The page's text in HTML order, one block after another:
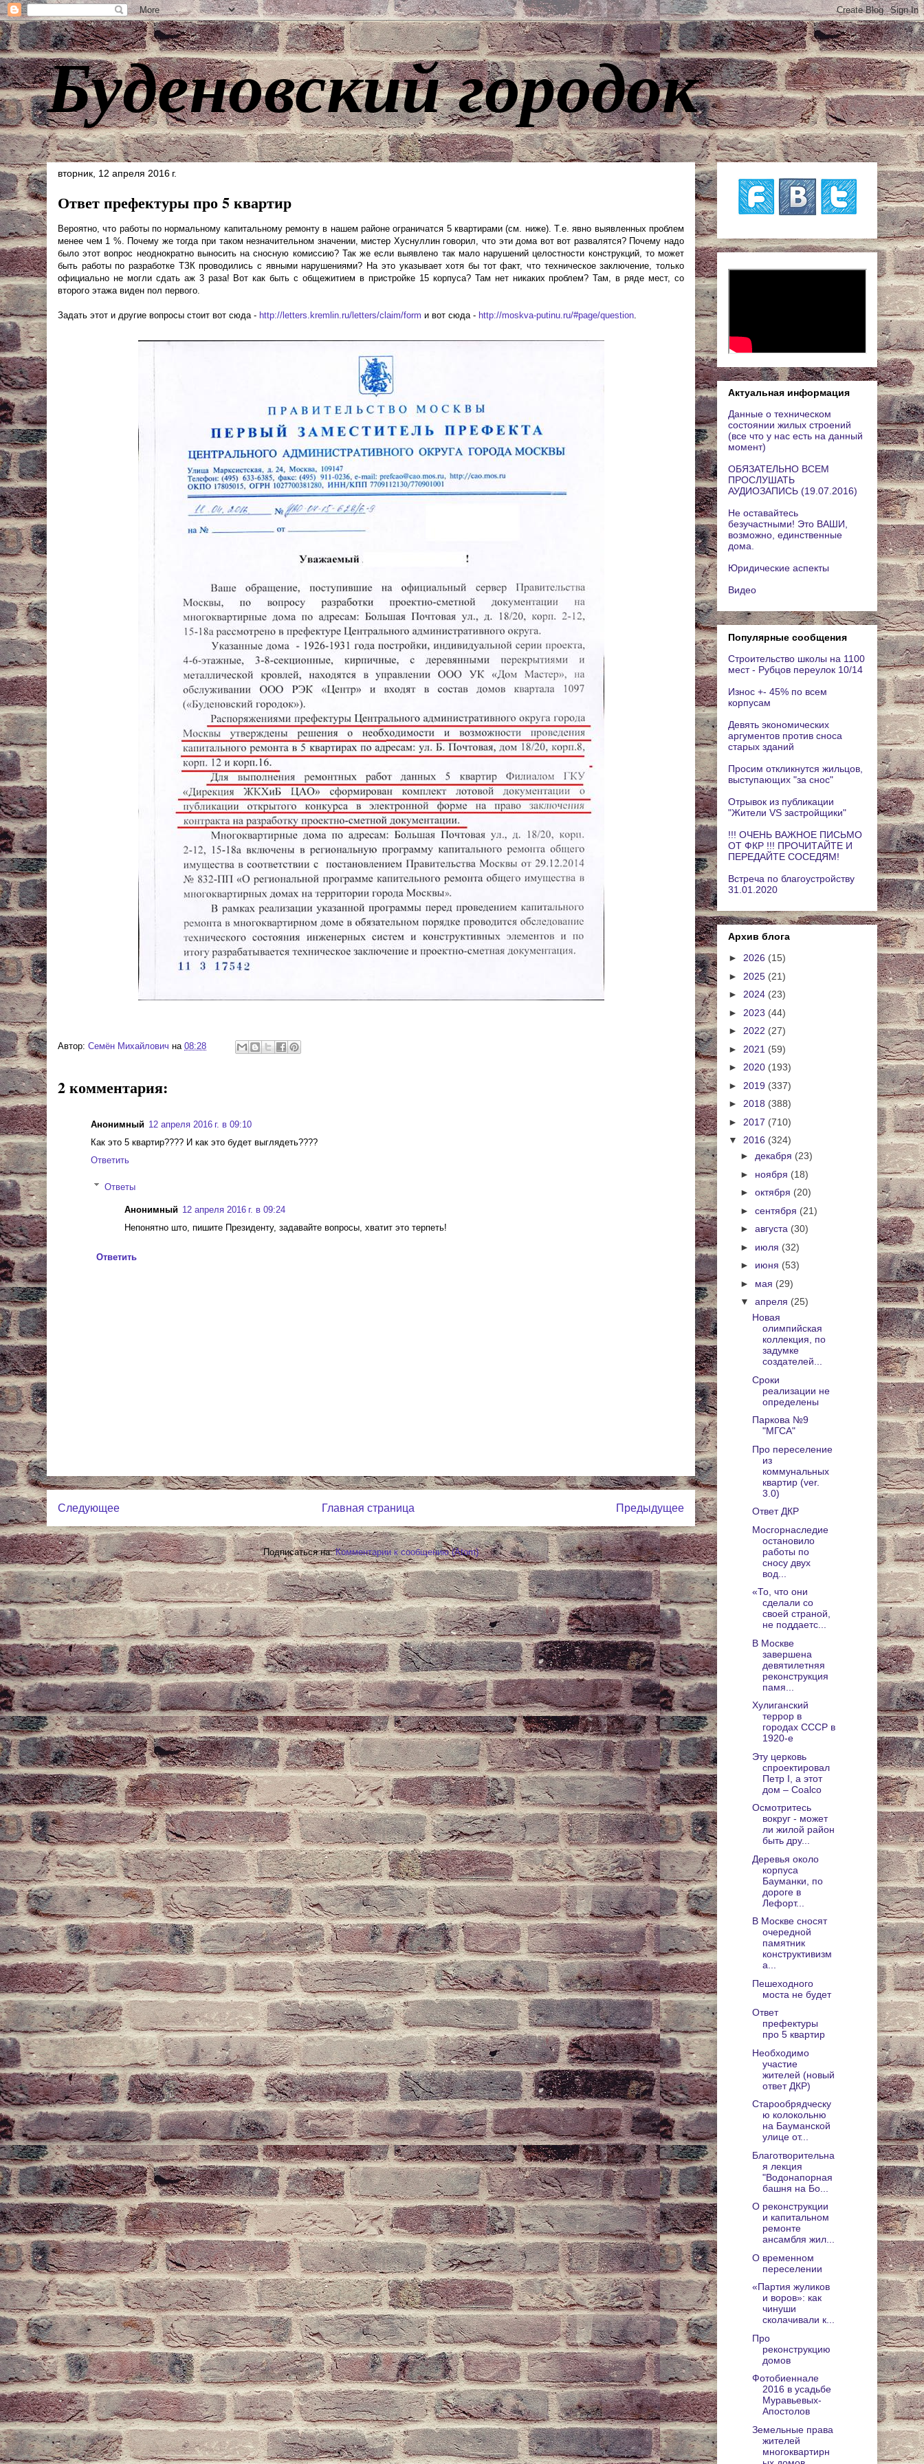
Буденовский городок
вторник, 12 апреля 2016 г.
Ответ префектуры про 5 квартир
Вероятно, что работы по нормальному капитальному ремонту в нашем районе ограничатся 5 квартирами (см. ниже). Т.е. явно выявленных проблем
менее чем 1 %. Почему же тогда при таком незначительном значении, мистер Хуснуллин говорил, что эти дома вот вот развалятся? Почему надо
было этот вопрос неоднократно выносить на сносную комиссию? Так же если выявлено так мало нарушений целостности конструкций, то может
быть работы по разработке ТЗК проводились с явными нарушениями? На это указывает хотя бы тот факт, что техническое заключение, только
официально не могли сдать аж 3 раза! Вот как быть с общежитием в пристройке 15 корпуса? Там нет никаких проблем? Там, в ряде мест, со
второго этажа виден пол первого.
Задать этот и другие вопросы стоит вот сюда - http://letters.kremlin.ru/letters/claim/form и вот сюда - http://moskva-putinu.ru/#page/question.
Автор: Cемён Михайлович на 08:28
2 комментария:
Анонимный 12 апреля 2016 г. в 09:10
Как это 5 квартир???? И как это будет выглядеть????
Ответить
Ответы
Анонимный 12 апреля 2016 г. в 09:24
Непонятно што, пишите Президенту, задавайте вопросы, хватит это терпеть!
Ответить
Следующее Предыдущее
Главная страница
Подписаться на:Комментарии к сообщению (Atom)
Актуальная информация
Данные о техническом
состоянии жилых строений
(все что у нас есть на данный
момент)
ОБЯЗАТЕЛЬНО ВСЕМ
ПРОСЛУШАТЬ
АУДИОЗАПИСЬ (19.07.2016)
Не оставайтесь
безучастными! Это ВАШИ,
возможно, единственные
дома.
Юридические аспекты
Видео
Популярные сообщения
Строительство школы на 1100
мест - Рубцов переулок 10/14
Износ +- 45% по всем
корпусам
Девять экономических
аргументов против сноса
старых зданий
Просим откликнутся жильцов,
выступающих "за снос"
Отрывок из публикации
"Жители VS застройщики"
!!! ОЧЕНЬ ВАЖНОЕ ПИСЬМО
ОТ ФКР !!! ПРОЧИТАЙТЕ И
ПЕРЕДАЙТЕ СОСЕДЯМ!
Встреча по благоустройству
31.01.2020
Архив блога
► 2026 (15)
► 2025 (21)
► 2024 (23)
► 2023 (44)
► 2022 (27)
► 2021 (59)
► 2020 (193)
► 2019 (337)
► 2018 (388)
► 2017 (710)
▼ 2016 (324)
► декабря (23)
► ноября (18)
► октября (20)
► сентября (21)
► августа (30)
► июля (32)
► июня (53)
► мая (29)
▼ апреля (25)
Новая
олимпийская
коллекция, по
задумке
создателей...
Сроки
реализации не
определены
Паркова №9
"МГСА"
Про переселение
из
коммунальных
квартир (ver.
3.0)
Ответ ДКР
Мосгорнаследие
остановило
работы по
сносу двух
вод...
«То, что они
сделали со
своей страной,
не поддаетс...
В Москве
завершена
девятилетняя
реконструкция
памя...
Хулиганский
террор в
городах СССР в
1920-е
Эту церковь
спроектировал
Петр I, а этот
дом – Coalco
Осмотритесь
вокруг - может
ли жилой район
быть дру...
Деревья около
корпуса
Бауманки, по
дороге в
Лефорт...
В Москве сносят
очередной
памятник
конструктивизм
а...
Пешеходного
моста не будет
Ответ
префектуры
про 5 квартир
Необходимо
участие
жителей (новый
ответ ДКР)
Старообрядческу
ю колокольню
на Бауманской
улице от...
Благотворительна
я лекция
"Водонапорная
башня на Бо...
О реконструкции
и капитальном
ремонте
ансамбля жил...
О временном
переселении
«Партия жуликов
и воров»: как
чинуши
сколачивали к...
Про
реконструкцию
домов
Фотобиеннале
2016 в усадьбе
Муравьевых-
Апостолов
Земельные права
жителей
многоквартирн